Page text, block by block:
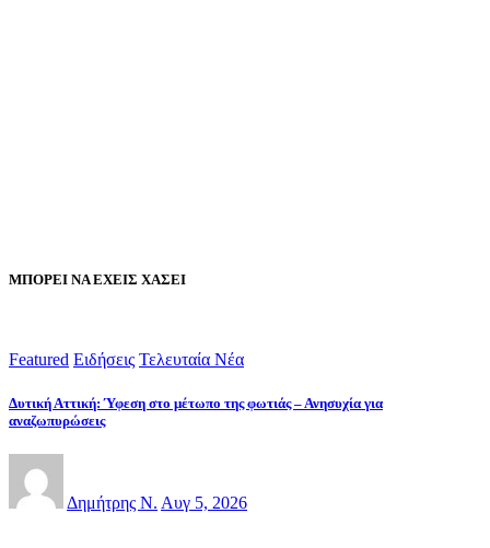
ΜΠΟΡΕΙ ΝΑ ΕΧΕΙΣ ΧΑΣΕΙ
Featured Ειδήσεις Τελευταία Νέα
Δυτική Αττική: Ύφεση στο μέτωπο της φωτιάς – Ανησυχία για
αναζωπυρώσεις
Δημήτρης Ν. Αυγ 5, 2026